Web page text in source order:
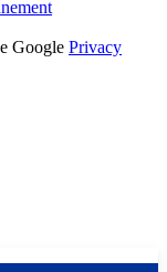
Google Privacy